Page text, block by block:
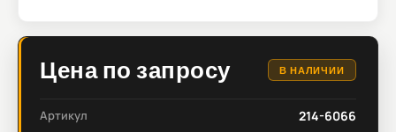
Цена по запросу В НАЛИЧИИ
Артикул 214-6066